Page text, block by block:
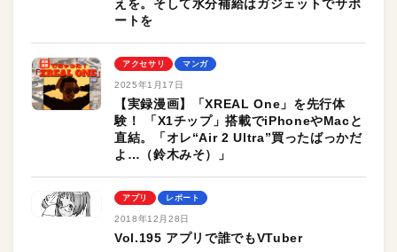
えを。そして水分補給はガジェットでサポ
ートを
アクセサリ マンガ
2025年1月17日
【実録漫画】「XREAL One」を先行体
験！ 「X1チップ」搭載でiPhoneやMacと
直結。「オレ“Air 2 Ultra”買ったばっかだ
よ…（鈴木みそ）」
アプリ レポート
2018年12月28日
Vol.195 アプリで誰でもVTuber